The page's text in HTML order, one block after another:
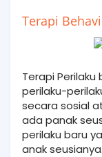
Terapi
Terapi
perilaku-
secara sosial
ada panak
perilaku baru
anak seusianya.